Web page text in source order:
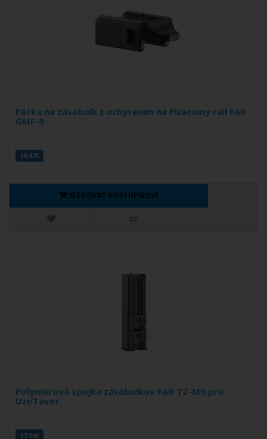
Pätka na zásobník s uchytením na Picatinny rail FAB
GMF-9
..
19,47€
SLEDOVAŤ DOSTUPNOSŤ
Polymérová spojka zásobníkov FAB TZ-M9 pre
Uzi/Tavor
..
17,94€